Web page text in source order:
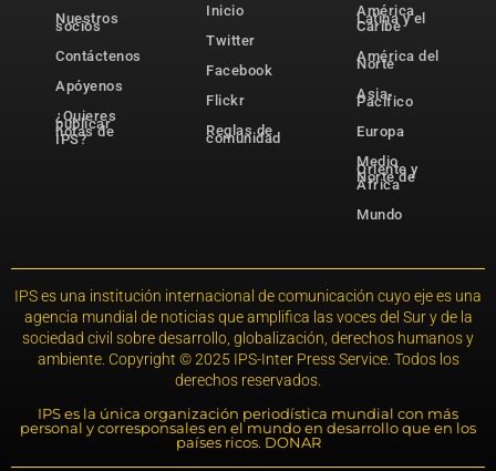
Nuestros
socios
Contáctenos
Apóyenos
¿Quieres
publicar
notas de
IPS?
Inicio
Twitter
Facebook
Flickr
Reglas de
comunidad
América
Latina y el
Caribe
América del
Norte
Asia-
Pacífico
Europa
Medio
Oriente y
Norte de
África
Mundo
IPS es una institución internacional de comunicación cuyo eje es una
agencia mundial de noticias que amplifica las voces del Sur y de la
sociedad civil sobre desarrollo, globalización, derechos humanos y
ambiente. Copyright © 2025 IPS-Inter Press Service. Todos los
derechos reservados.
IPS es la única organización periodística mundial con más
personal y corresponsales en el mundo en desarrollo que en los
países ricos. DONAR